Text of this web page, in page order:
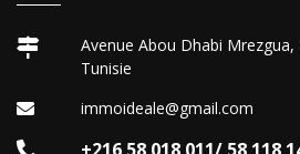
Avenue Abou Dhabi
Tunisie
immoideale@gmail.com